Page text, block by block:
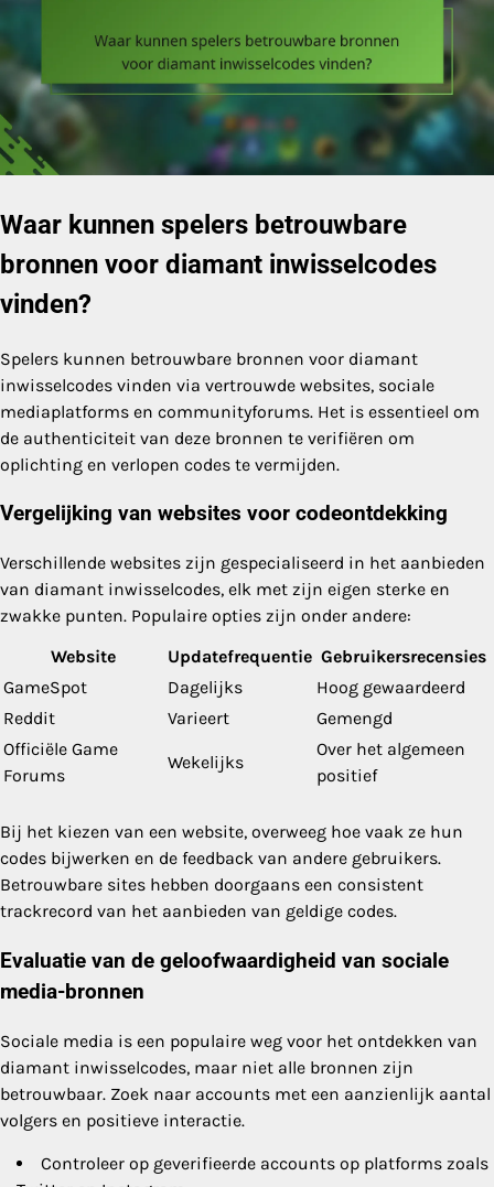
Waar kunnen spelers betrouwbare
bronnen voor diamant inwisselcodes
vinden?
Spelers kunnen betrouwbare bronnen voor diamant
inwisselcodes vinden via vertrouwde websites, sociale
mediaplatforms en communityforums. Het is essentieel om
de authenticiteit van deze bronnen te verifiëren om
oplichting en verlopen codes te vermijden.
Vergelijking van websites voor codeontdekking
Verschillende websites zijn gespecialiseerd in het aanbieden
van diamant inwisselcodes, elk met zijn eigen sterke en
zwakke punten. Populaire opties zijn onder andere:
Website
Updatefrequentie Gebruikersrecensies
GameSpot
Dagelijks
Hoog gewaardeerd
Reddit
Varieert
Gemengd
Officiële Game
Forums
Wekelijks
Over het algemeen
positief
Bij het kiezen van een website, overweeg hoe vaak ze hun
codes bijwerken en de feedback van andere gebruikers.
Betrouwbare sites hebben doorgaans een consistent
trackrecord van het aanbieden van geldige codes.
Evaluatie van de geloofwaardigheid van sociale
media-bronnen
Sociale media is een populaire weg voor het ontdekken van
diamant inwisselcodes, maar niet alle bronnen zijn
betrouwbaar. Zoek naar accounts met een aanzienlijk aantal
volgers en positieve interactie.
Controleer op geverifieerde accounts op platforms zoals